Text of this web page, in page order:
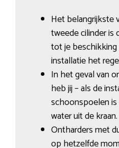
Het belangrijkste
tweede cilinder is
tot je
installatie het
In het geval van
heb jij – als de
schoonspoelen
water uit de kraan.
Ontharders met
op hetzelfde